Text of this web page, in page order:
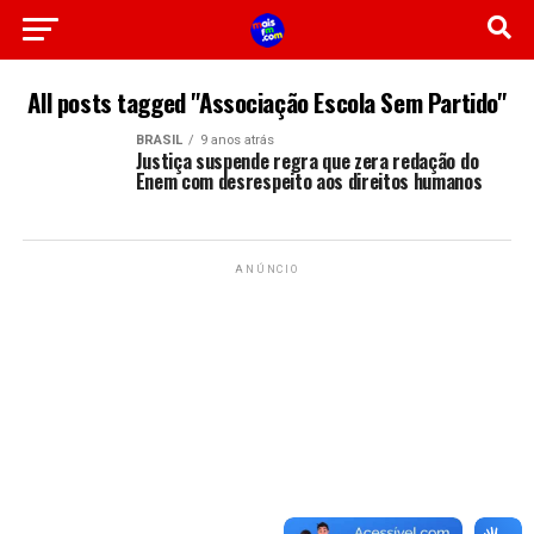
All posts tagged "Associação Escola Sem Partido"
BRASIL 9 anos atrás
Justiça suspende regra que zera redação do
Enem com desrespeito aos direitos humanos
ANÚNCIO